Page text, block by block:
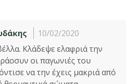
10/02/2020
Κλάδεψε ελαφριά την
οι παγωνιές του
να την έχεις μακριά από